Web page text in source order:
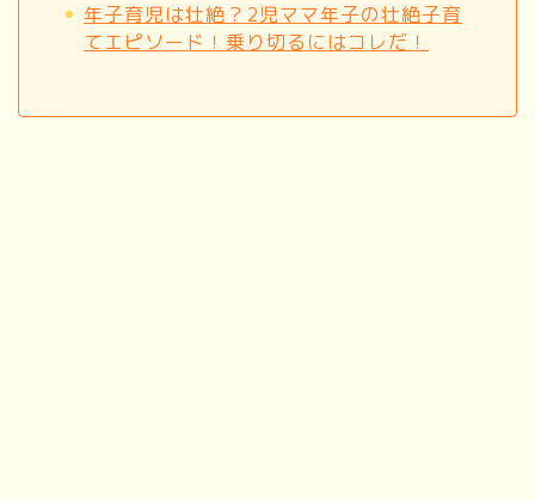
年子育児は壮絶？2児ママ年子の壮絶子育
てエピソード！乗り切るにはコレだ！